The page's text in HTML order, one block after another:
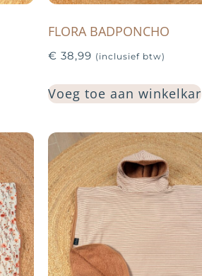
FLORA BADPONCHO
€ 38,99 (inclusief btw)
Voeg toe aan winkelkar